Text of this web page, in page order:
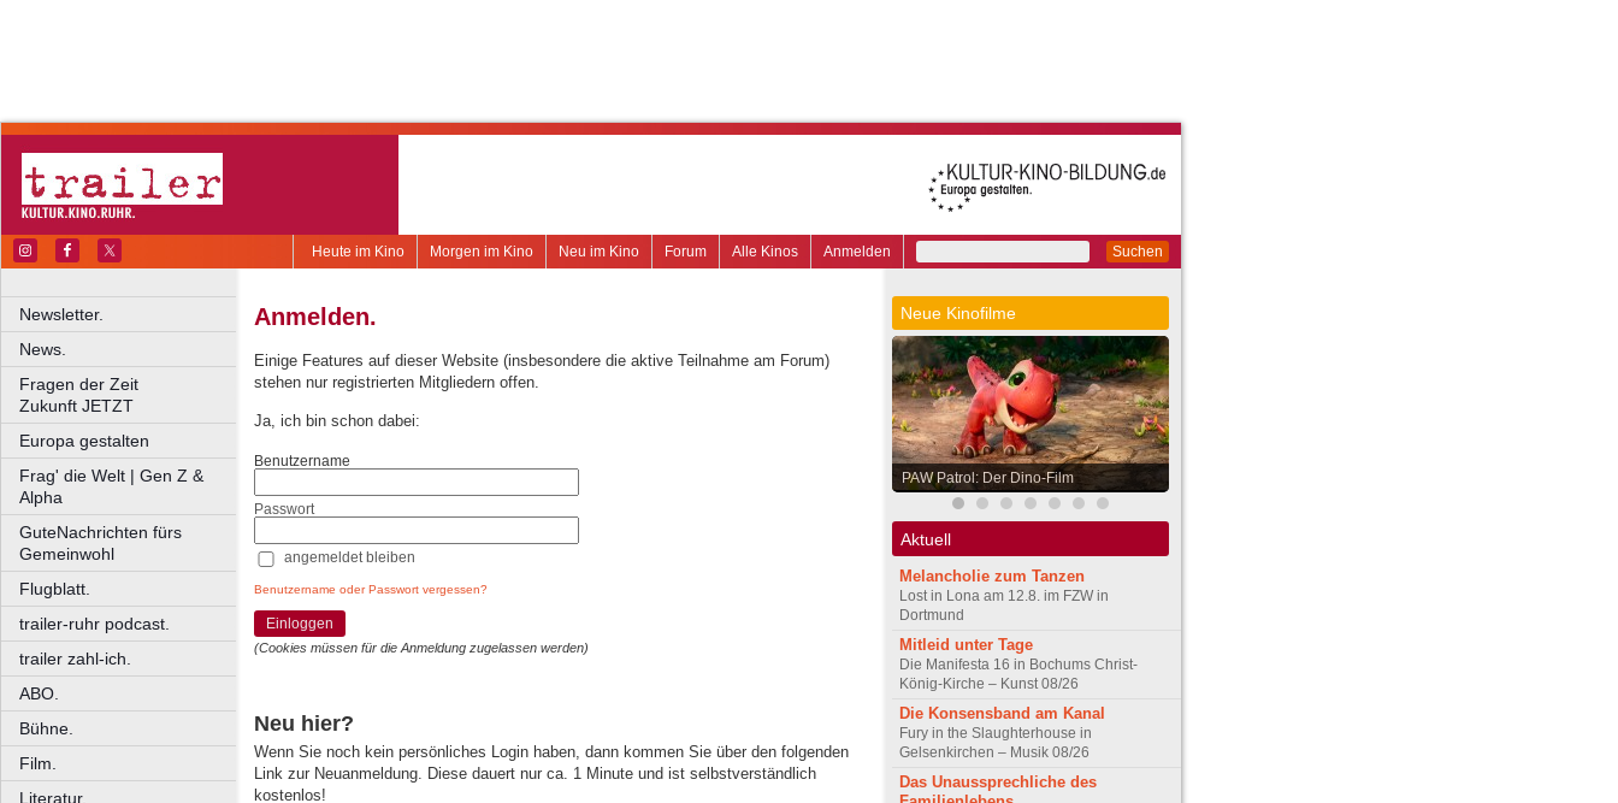
Suchen
Anmelden
Alle Kinos
Forum
Neu im Kino
Morgen im Kino
Heute im Kino
Newsletter.
News.
Fragen der Zeit
Zukunft JETZT
Europa gestalten
Frag' die Welt | Gen Z &
Alpha
GuteNachrichten fürs
Gemeinwohl
Flugblatt.
trailer-ruhr podcast.
trailer zahl-ich.
ABO.
Bühne.
Film.
Literatur.
Anmelden.
Einige Features auf dieser Website (insbesondere die aktive Teilnahme am Forum)
stehen nur registrierten Mitgliedern offen.
Ja, ich bin schon dabei:
Benutzername
Passwort
angemeldet bleiben
Benutzername oder Passwort vergessen?
Einloggen
(Cookies müssen für die Anmeldung zugelassen werden)
Neu hier?
Wenn Sie noch kein persönliches Login haben, dann kommen Sie über den folgenden
Link zur Neuanmeldung. Diese dauert nur ca. 1 Minute und ist selbstverständlich
kostenlos!
Neue Kinofilme
PAW Patrol: Der Dino-Film
Aktuell
Melancholie zum Tanzen
Lost in Lona am 12.8. im FZW in
Dortmund
Mitleid unter Tage
Die Manifesta 16 in Bochums Christ-
König-Kirche – Kunst 08/26
Die Konsensband am Kanal
Fury in the Slaughterhouse in
Gelsenkirchen – Musik 08/26
Das Unaussprechliche des